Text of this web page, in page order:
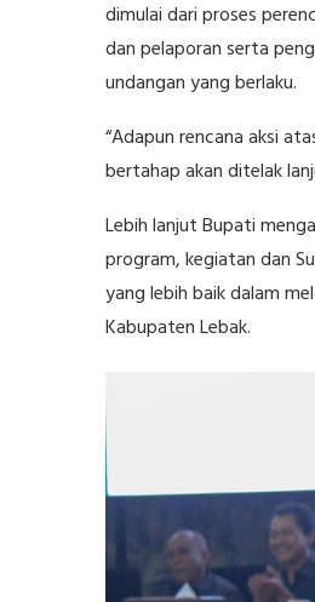
dimulai dari proses
dan pelaporan serta
undangan yang berlaku.
“Adapun rencana aksi
bertahap akan ditelak
Lebih lanjut Bupati
program, kegiatan dan
yang lebih baik dalam
Kabupaten Lebak.